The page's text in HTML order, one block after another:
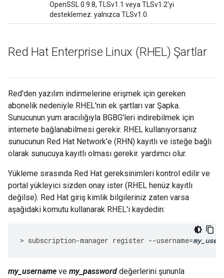
OpenSSL 0.9.8, TLSv1.1 veya TLSv1.2'yi
desteklemez. yalnızca TLSv1.0.
Red Hat Enterprise Linux (RHEL) Şartlar
Red'den yazılım indirmelerine erişmek için gereken
abonelik nedeniyle RHEL'nin ek şartları var Şapka.
Sunucunun yum aracılığıyla BGBG'leri indirebilmek için
internete bağlanabilmesi gerekir. RHEL kullanıyorsanız
sunucunun Red Hat Network'e (RHN) kayıtlı ve isteğe bağlı
olarak sunucuya kayıtlı olması gerekir. yardımcı olur.
Yükleme sırasında Red Hat gereksinimleri kontrol edilir ve
portal yükleyici sizden onay ister (RHEL henüz kayıtlı
değilse). Red Hat giriş kimlik bilgileriniz zaten varsa
aşağıdaki komutu kullanarak RHEL'i kaydedin:
> subscription-manager register --username=
my_username ve my_password değerlerini şununla